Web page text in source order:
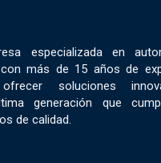
especializada en
más de 15 años de
soluciones
generación que
de calidad.